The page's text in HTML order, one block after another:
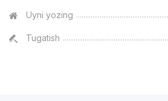
Uyni yozing
Tugatish